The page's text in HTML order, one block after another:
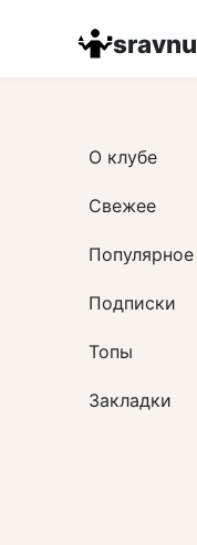
sravnu
О клубе
Свежее
Популярное
Подписки
Топы
Закладки